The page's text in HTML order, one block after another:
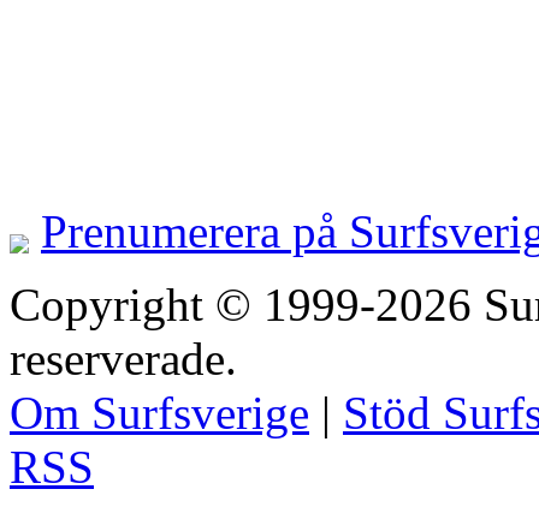
Prenumerera på
Copyright © 1999-2026
reserverade.
Om Surfsverige | Stöd
RSS